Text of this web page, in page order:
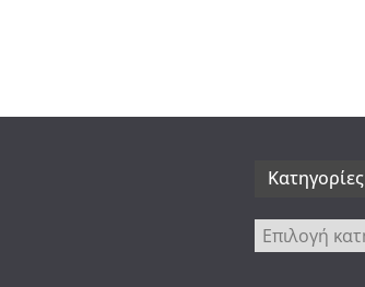
Kατηγορίες
Kατηγορίες